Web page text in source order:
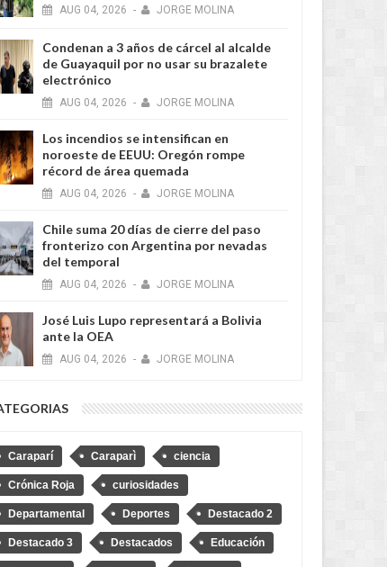
AUG 04, 2026 - JORGE MOLINA
Condenan a 3 años de cárcel al alcalde
de Guayaquil por no usar su brazalete
electrónico
AUG 04, 2026 - JORGE MOLINA
Los incendios se intensifican en
noroeste de EEUU: Oregón rompe
récord de área quemada
AUG 04, 2026 - JORGE MOLINA
Chile suma 20 días de cierre del paso
fronterizo con Argentina por nevadas
del temporal
AUG 04, 2026 - JORGE MOLINA
José Luis Lupo representará a Bolivia
ante la OEA
AUG 04, 2026 - JORGE MOLINA
Caraparí Caraparì ciencia
Crónica Roja curiosidades
Departamental Deportes Destacado 2
Destacado 3 Destacados Educación